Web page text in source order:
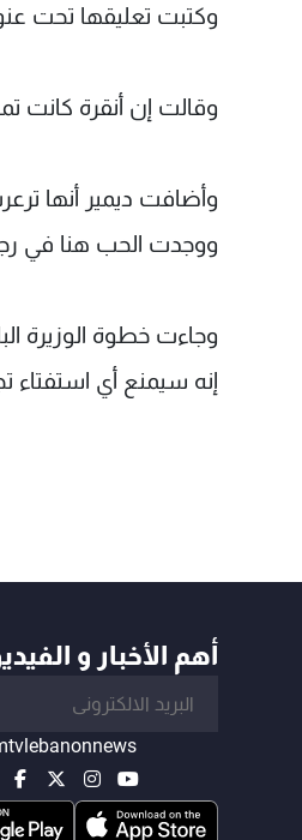
وكتبت تعليقها تحت
وقالت إن أنقرة كانت
وأضافت ديمير أنها
ووجدت الحب هنا في
وجاءت خطوة الوزيرة
إنه سيمنع أي استفتاء
أهم الأخبار و